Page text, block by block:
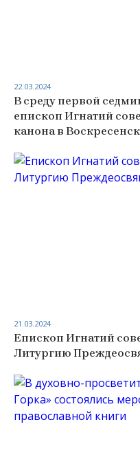
В среду первой
епископ Игнатий
канона в
22.03.2024
Епископ Игнатий
Литургию
21.03.2024